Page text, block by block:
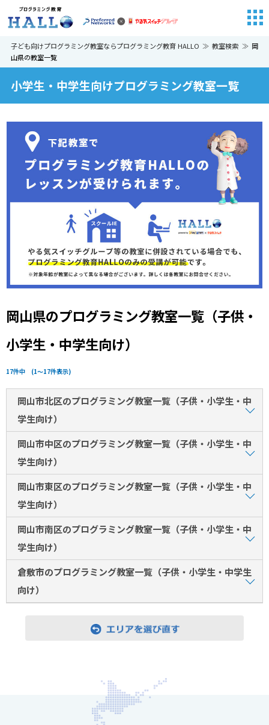
子ども向けプログラミング教室ならプログラミング教育 HALLO 教室検索
岡
山県の教室一覧
小学生・中学生向けプログラミング教室一覧
岡山県のプログラミング教室一覧（子供・
小学生・中学生向け）
17件中 (1～17件表示)
岡山市北区のプログラミング教室一覧（子供・小学生・中
学生向け）
岡山市中区のプログラミング教室一覧（子供・小学生・中
学生向け）
岡山市東区のプログラミング教室一覧（子供・小学生・中
学生向け）
岡山市南区のプログラミング教室一覧（子供・小学生・中
学生向け）
倉敷市のプログラミング教室一覧（子供・小学生・中学生
向け）